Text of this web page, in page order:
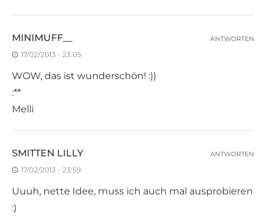
MINIMUFF__
17/02/2013 - 23:05
WOW, das ist wunderschön! :))
:**
Melli
ANTWORTEN
SMITTEN LILLY
17/02/2013 - 23:59
Uuuh, nette Idee, muss ich auch mal ausprobieren
:)
ANTWORTEN